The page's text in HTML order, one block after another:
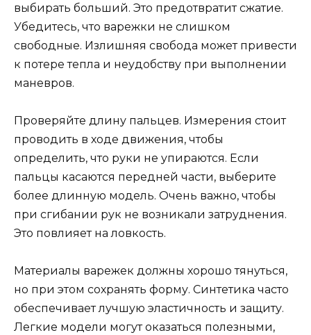
выбирать больший. Это предотвратит сжатие.
Убедитесь, что варежки не слишком
свободные. Излишняя свобода может привести
к потере тепла и неудобству при выполнении
маневров.
Проверяйте длину пальцев. Измерения стоит
проводить в ходе движения, чтобы
определить, что руки не упираются. Если
пальцы касаются передней части, выберите
более длинную модель. Очень важно, чтобы
при сгибании рук не возникали затруднения.
Это повлияет на ловкость.
Материалы варежек должны хорошо тянуться,
но при этом сохранять форму. Синтетика часто
обеспечивает лучшую эластичность и защиту.
Легкие модели могут оказаться полезными,